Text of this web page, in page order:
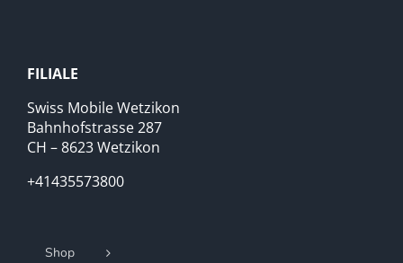
FILIALE
Swiss Mobile Wetzikon
Bahnhofstrasse 287
CH – 8623 Wetzikon
+41435573800
Shop